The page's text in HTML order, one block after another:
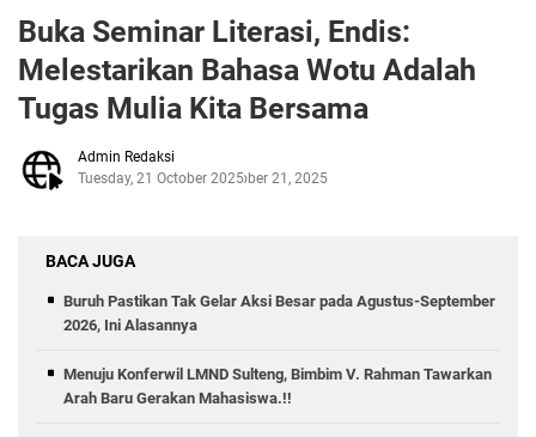
Buka Seminar Literasi, Endis:
Melestarikan Bahasa Wotu Adalah
Tugas Mulia Kita Bersama
Admin Redaksi
Tuesday, 21 October 2025October 21, 2025
BACA JUGA
Buruh Pastikan Tak Gelar Aksi Besar pada Agustus-September
2026, Ini Alasannya
Menuju Konferwil LMND Sulteng, Bimbim V. Rahman Tawarkan
Arah Baru Gerakan Mahasiswa.!!